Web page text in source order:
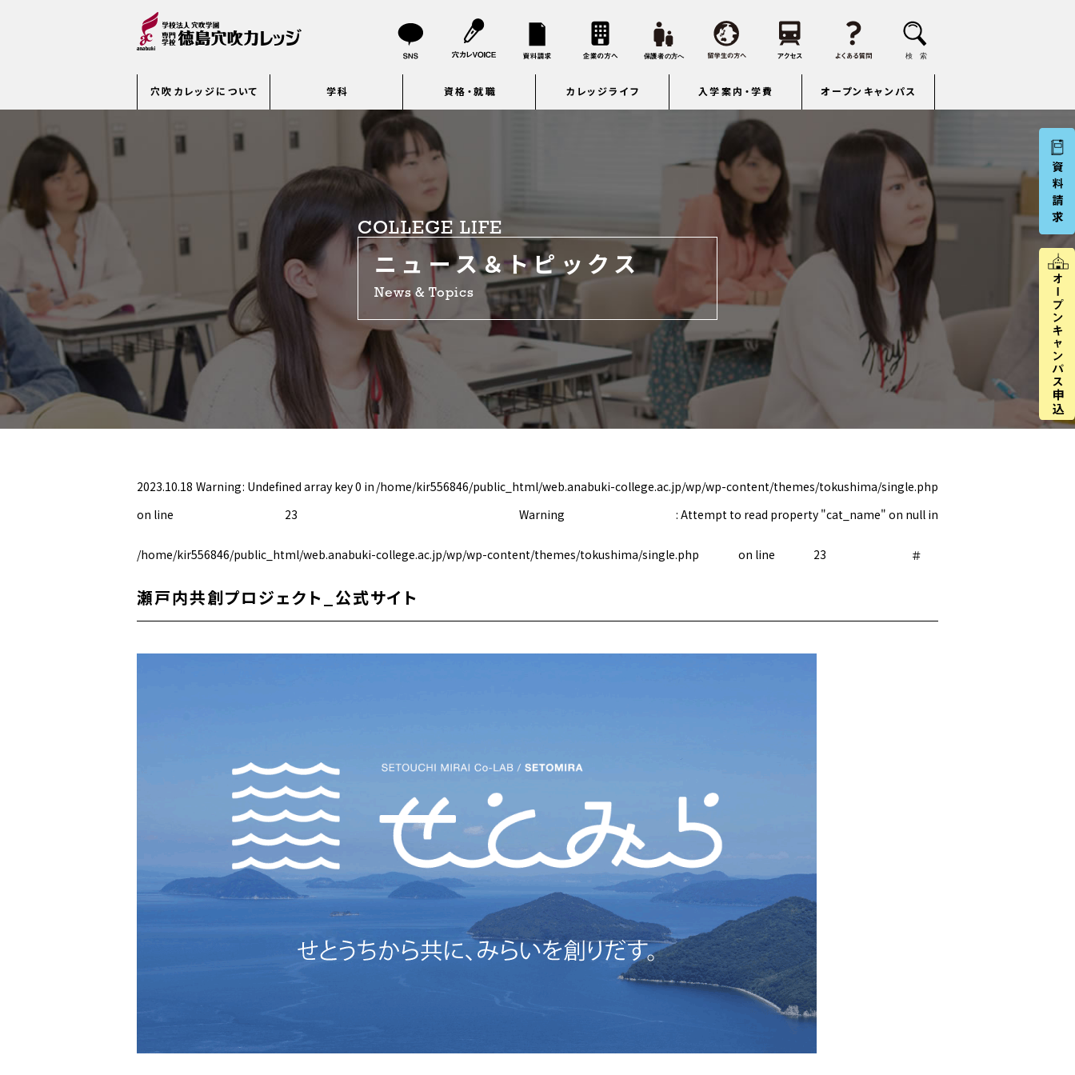
穴吹カレッジについて 学科 資格・就職 カレッジライフ 入学案内・学費 オープンキャンパス
COLLEGE LIFE
ニュース＆トピックス
News & Topics
2023.10.18 Warning: Undefined array key 0 in /home/kir556846/public_html/web.anabuki-college.ac.jp/wp/wp-content/themes/tokushima/single.php
on line
23 Warning : Attempt to read property "cat_name" on null in
/home/kir556846/public_html/web.anabuki-college.ac.jp/wp/wp-content/themes/tokushima/single.php on line 23 ＃
瀬戸内共創プロジェクト_公式サイト